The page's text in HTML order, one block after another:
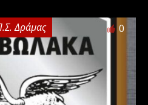
Δράμας 0